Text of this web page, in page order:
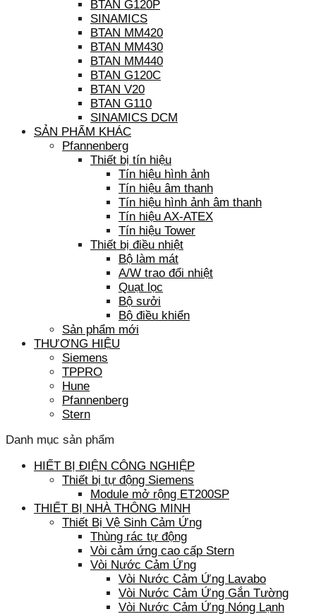
BTAN G120P
SINAMICS
BTAN MM420
BTAN MM430
BTAN MM440
BTAN G120C
BTAN V20
BTAN G110
SINAMICS DCM
SẢN PHẨM KHÁC
Pfannenberg
Thiết bị tín hiệu
Tín hiệu hình ảnh
Tín hiệu âm thanh
Tín hiệu hình ảnh âm thanh
Tín hiệu AX-ATEX
Tín hiệu Tower
Thiết bị điều nhiệt
Bộ làm mát
A/W trao đổi nhiệt
Quạt lọc
Bộ sưởi
Bộ điều khiển
Sản phẩm mới
THƯƠNG HIỆU
Siemens
TPPRO
Hune
Pfannenberg
Stern
Danh mục sản phẩm
HIẾT BỊ ĐIỆN CÔNG NGHIỆP
Thiết bị tự động Siemens
Module mở rộng ET200SP
THIẾT BỊ NHÀ THÔNG MINH
Thiết Bị Vệ Sinh Cảm Ứng
Thùng rác tự động
Vòi cảm ứng cao cấp Stern
Vòi Nước Cảm Ứng
Vòi Nước Cảm Ứng Lavabo
Vòi Nước Cảm Ứng Gắn Tường
Vòi Nước Cảm Ứng Nóng Lạnh